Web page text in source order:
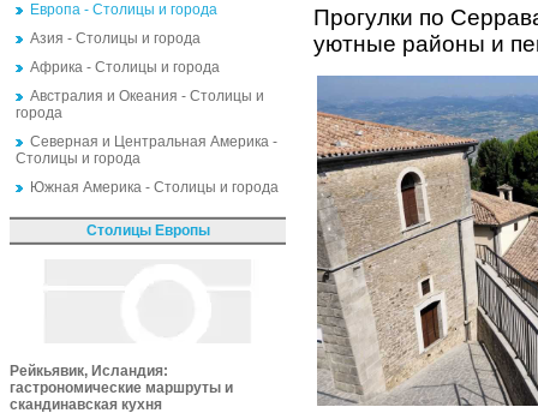
Европа - Столицы и города
Азия - Столицы и города
Африка - Столицы и города
Австралия и Океания - Столицы и
города
Северная и Центральная Америка -
Столицы и города
Южная Америка - Столицы и города
Столицы Европы
Рейкьявик, Исландия:
гастрономические маршруты и
скандинавская кухня
Прогулки по
уютные районы и